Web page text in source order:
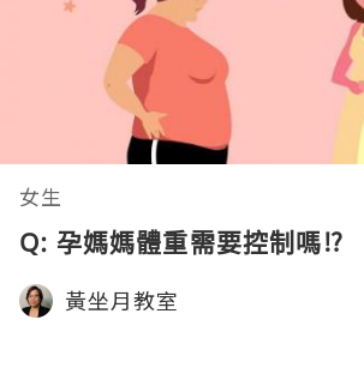
女生
Q: 孕媽媽體重需要控制嗎⁉️
黃坐月教室